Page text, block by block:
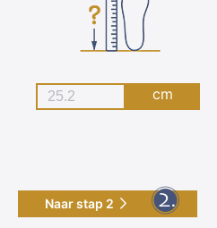
cm
Naar stap 2